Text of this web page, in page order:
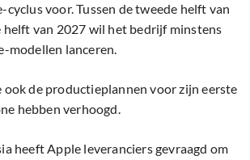
cyclus voor. Tussen de tweede helft van
helft van 2027 wil het bedrijf minstens
modellen lanceren.
ook de productieplannen voor zijn eerste
hebben verhoogd.
heeft Apple leveranciers gevraagd om